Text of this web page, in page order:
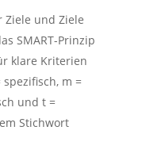
Ziele und Ziele
SMART-Prinzip
klare Kriterien
m =
und t =
Stichwort